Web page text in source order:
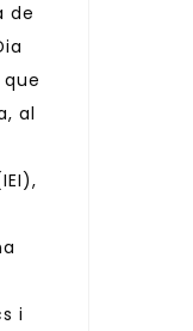
de
al
i